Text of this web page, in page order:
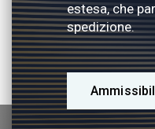
estesa, che
spedizione.